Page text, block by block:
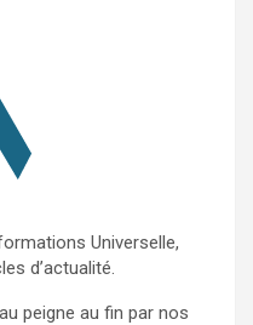
Universelle,
d’actualité.
peigne au fin par nos